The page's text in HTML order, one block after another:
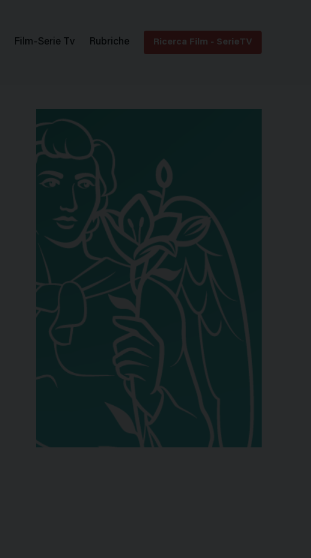
Film-Serie Tv Rubriche Ricerca Film - SerieTV